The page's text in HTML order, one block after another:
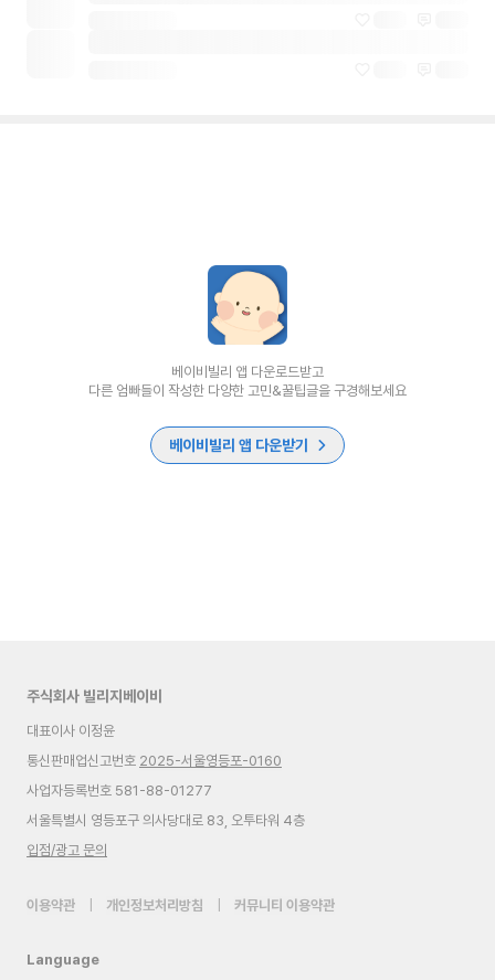
베이비빌리 앱 다운로드받고
다른 엄빠들이 작성한 다양한 고민&꿀팁글을 구경해보세요
베이비빌리 앱 다운받기
주식회사 빌리지베이비
대표이사 이정윤
통신판매업신고번호 2025-서울영등포-0160
사업자등록번호 581-88-01277
서울특별시 영등포구 의사당대로 83, 오투타워 4층
입점/광고 문의
이용약관 개인정보처리방침 커뮤니티 이용약관
Language